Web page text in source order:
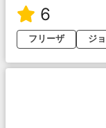
6
フリーザ
ジ